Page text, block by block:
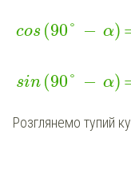
cos (90° − α)
sin (90° − α)
Розглянемо тупий